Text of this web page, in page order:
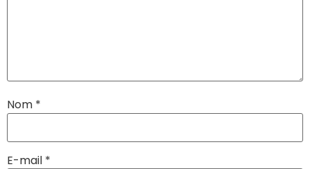
Nom *
E-mail *